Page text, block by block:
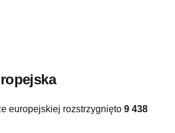
europejskiej rozstrzygnięto 9 438